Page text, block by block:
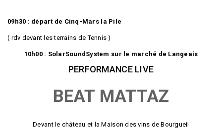
09h30 : départ de Cinq-Mars la Pile
( rdv devant les terrains de Tennis )
10h00 : SolarSoundSystem sur le marché de Langeais
PERFORMANCE LIVE
BEAT MATTAZ
Devant le château et la Maison des vins de Bourgueil